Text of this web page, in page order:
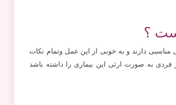
؟
دارند و به خوبی از این عمل وتمام نکات
35 سال به بالا است، البته اگر فردی به صورت ارثی این بیماری را داشته باشد